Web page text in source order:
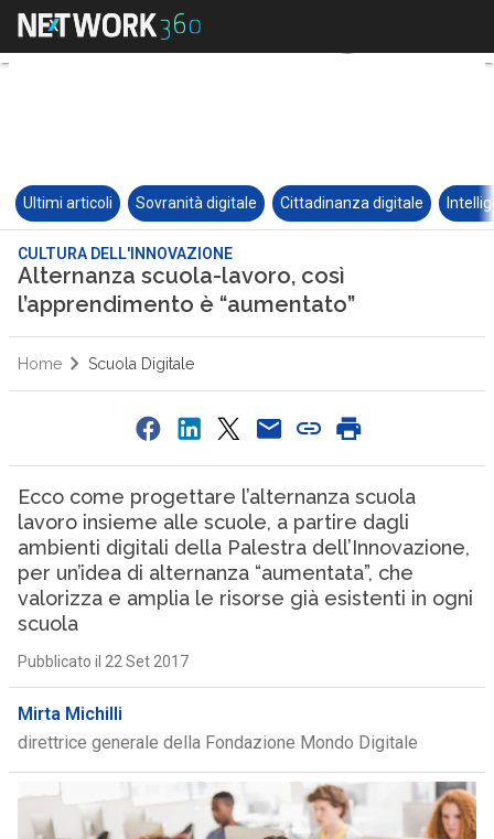
Ultimi articoli Sovranità digitale Cittadinanza digitale
CULTURA DELL'INNOVAZIONE
Alternanza scuola-lavoro, così
l’apprendimento è “aumentato”
Home Scuola Digitale
Ecco come progettare l’alternanza scuola
lavoro insieme alle scuole, a partire dagli
ambienti digitali della Palestra dell’Innovazione,
per un’idea di alternanza “aumentata”, che
valorizza e amplia le risorse già esistenti in ogni
scuola
Pubblicato il 22 Set 2017
Mirta Michilli
direttrice generale della Fondazione Mondo Digitale